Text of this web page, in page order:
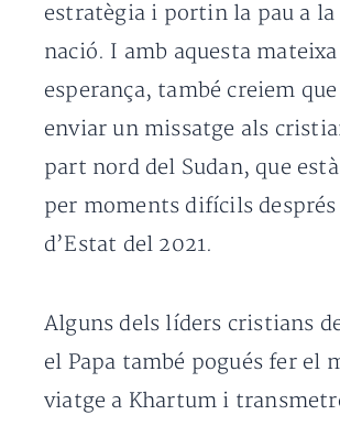
estratègia i portin la pau a la
nació. I amb aquesta mateixa
esperança, també creiem que
enviar un missatge als
part nord del Sudan, que
per moments difícils després
d’Estat del 2021.
Alguns dels líders cristians
el Papa també pogués fer el
viatge a Khartum i